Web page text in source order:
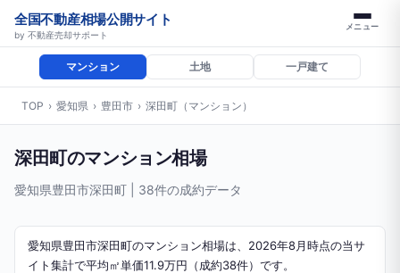
全国不動産相場公開サイト
by 不動産売却サポート
メニュー
マンション 土地 一戸建て
TOP › 愛知県 › 豊田市 › 深田町（マンション）
深田町のマンション相場
愛知県豊田市深田町 | 38件の成約データ
愛知県豊田市深田町のマンション相場は、2026年8月時点の当サ
イト集計で平均㎡単価11.9万円（成約38件）です。